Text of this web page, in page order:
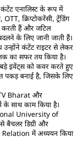
एनालिस्ट के रूप में
क्रिप्टोकरेंसी, ट्रेंडिंग
करती हैं और जटिल
के लिए जानी जाती हैं।
उन्होंने कंटेंट राइटर से लेकर
तक का सफर तय किया है।
बड़े इवेंट्स को कवर करते हुए
पकड़ बनाई है, जिसके लिए
Bharat और
के साथ काम किया है।
University of
डिग्री और
में अध्ययन किया